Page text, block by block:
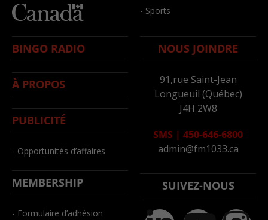
- Sports
BINGO RADIO
À PROPOS
PUBLICITÉ
- Opportunités d’affaires
MEMBERSHIP
- Formulaire d’adhésion
NOUS JOINDRE
91,rue Saint-Jean
Longueuil (Québec)
J4H 2W8
SMS | 450-646-6800
admin@fm1033.ca
SUIVEZ-NOUS